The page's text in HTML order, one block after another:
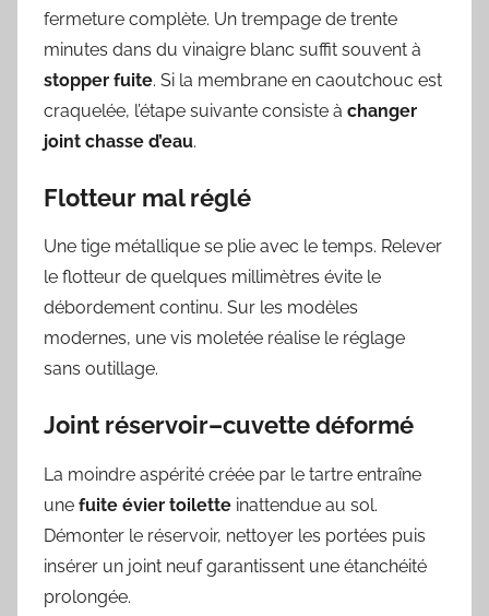
fermeture complète. Un trempage de trente
minutes dans du vinaigre blanc suffit souvent à
stopper fuite. Si la membrane en caoutchouc est
craquelée, l’étape suivante consiste à changer
joint chasse d’eau.
Flotteur mal réglé
Une tige métallique se plie avec le temps. Relever
le flotteur de quelques millimètres évite le
débordement continu. Sur les modèles
modernes, une vis moletée réalise le réglage
sans outillage.
Joint réservoir–cuvette déformé
La moindre aspérité créée par le tartre entraîne
une fuite évier toilette inattendue au sol.
Démonter le réservoir, nettoyer les portées puis
insérer un joint neuf garantissent une étanchéité
prolongée.